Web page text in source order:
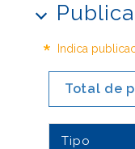
* Indica
Total de
Tipo